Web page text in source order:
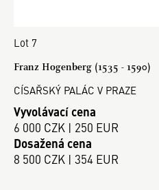
Lot 7
Franz Hogenberg (1535 - 1590)
CÍSAŘSKÝ PALÁC V PRAZE
Vyvolávací cena
6 000 CZK | 250 EUR
Dosažená cena
8 500 CZK | 354 EUR